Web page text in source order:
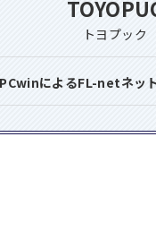
トヨプック
PCwinによるFL-netネッ